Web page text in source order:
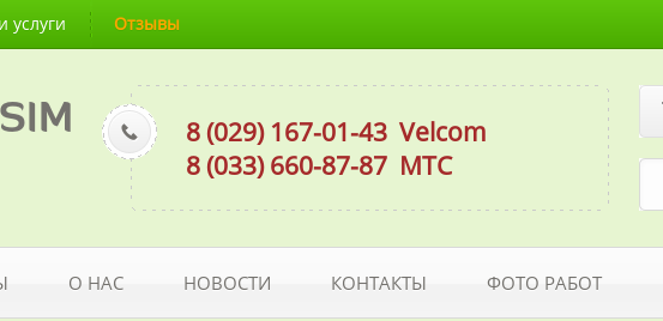
услуги Отзывы
8 (029) 167-01-43 Velcom
8 (033) 660-87-87 МТС
О НАС НОВОСТИ КОНТАКТЫ ФОТО РАБОТ